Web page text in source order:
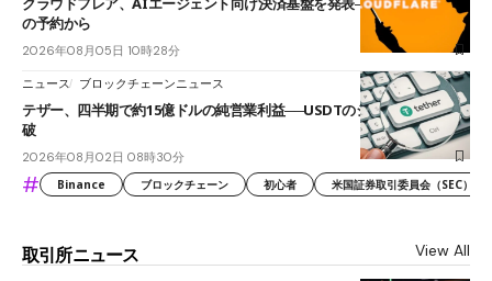
の予約から
2026年08月05日 10時28分
ニュース ブロックチェーンニュース
テザー、四半期で約15億ドルの純営業利益──USDTのシェアは60%を突
破
2026年08月02日 08時30分
# Binance ブロックチェーン 初心者 米国証券取引委員会（SEC）
取引所ニュース View All